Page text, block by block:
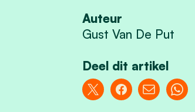
Auteur
Gust Van De Put
Deel dit artikel